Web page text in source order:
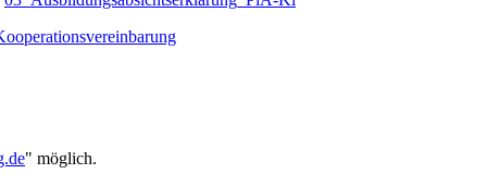
" möglich.